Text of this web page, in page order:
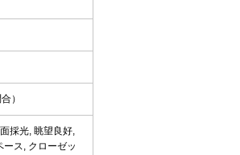
）
採光, 眺望良好,
ス, クローゼッ